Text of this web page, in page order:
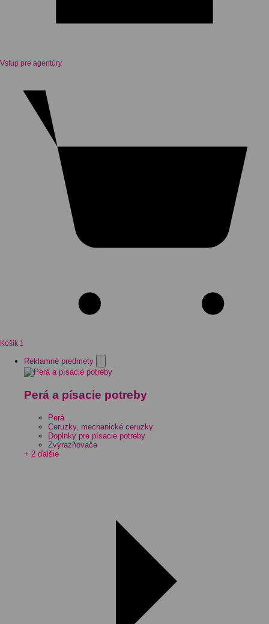
Vstup pre agentúry
Košík 1
Reklamné predmety
Perá a písacie potreby
Perá
Ceruzky, mechanické ceruzky
Doplnky pre písacie potreby
Zvýrazňovače
+ 2 ďalšie